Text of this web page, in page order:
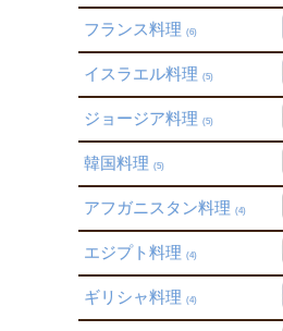
フランス料理 (6)
イスラエル料理 (5)
ジョージア料理 (5)
韓国料理 (5)
アフガニスタン料理 (4)
エジプト料理 (4)
ギリシャ料理 (4)